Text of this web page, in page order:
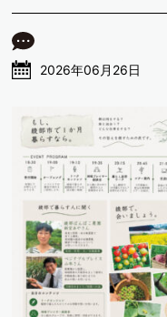
2026年06月26日